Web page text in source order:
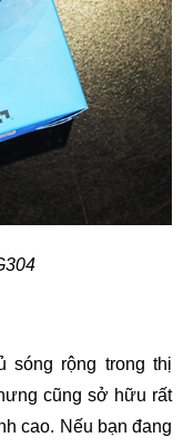
sóng rộng trong thị
cũng sở hữu rất
cao. Nếu bạn đang